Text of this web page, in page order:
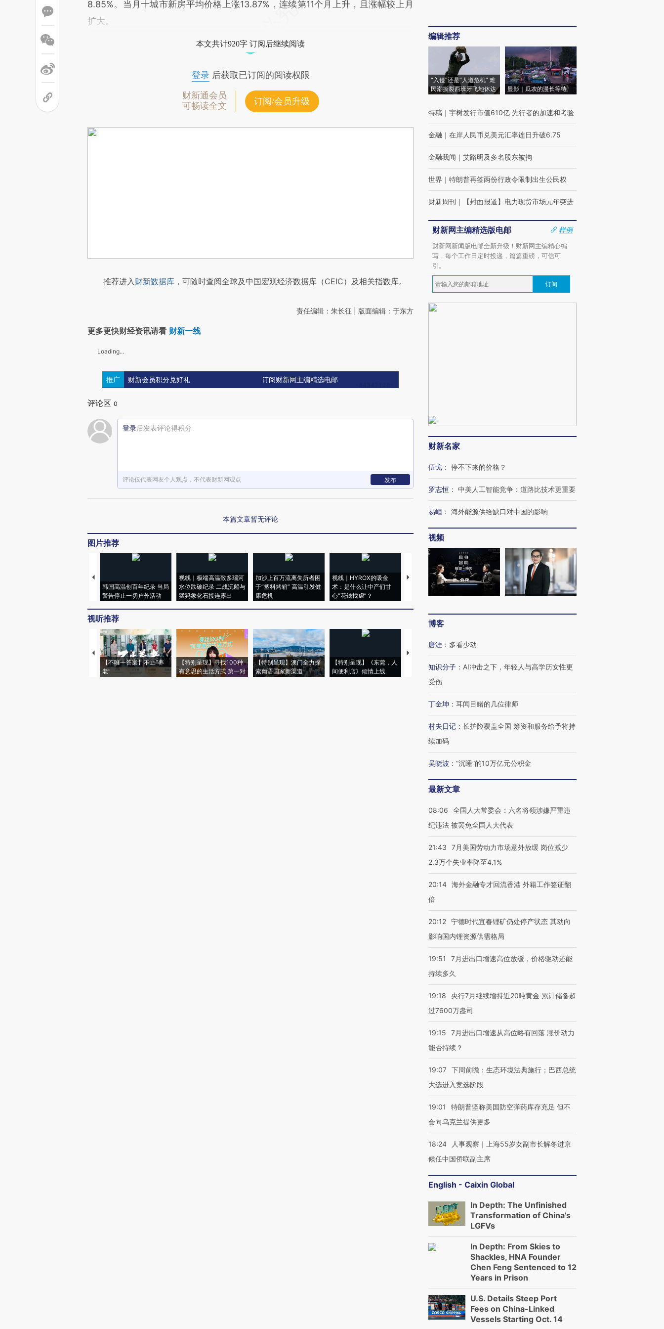
8.85%。当月十城市新房平均价格上涨13.87%，连续第11个月上升，且涨幅较上月
扩大。
本文共计920字 订阅后继续阅读
登录后获取已订阅的阅读权限
财新通会员
可畅读全文
订阅/会员升级
推荐进入财新数据库 ，可随时查阅全球及中国宏观经济数据库（CEIC）及相关指数库。
责任编辑：朱长征 | 版面编辑：于东方
更多更快财经资讯请看 财新一线
Loading...
推广 财新会员积分兑好礼 订阅财新网主编精选电邮
评论区 0
登录后发表评论得积分
评论仅代表网友个人观点，不代表财新网观点 发布
本篇文章暂无评论
图片推荐
韩国高温创百年纪录 当局
警告停止一切户外活动
视线｜极端高温致多瑙河
水位跌破纪录 二战沉船与
猛犸象化石接连露出
加沙上百万流离失所者困
于“塑料烤箱” 高温引发健
康危机
视线｜HYROX的吸金
术：是什么让中产们甘
心“花钱找虐”？
马航飞行员跨国走私7万
粒摇头丸 尿检体内含3种
视线｜被称为“蟑螂”的印
度Z世代 用街头抗争将教
育部长拱下台
视线｜“入侵”还是“人道危
机”？难民潮撕裂西班牙
飞地休达
视听推荐
【不唯一答案】不止“养
老”
【特别呈现】寻找100种
有意思的生活方式·第一对
【特别呈现】澳门全力探
索葡语国家新渠道
【特别呈现】《东莞，人
间便利店》倾情上线
【推广】走进第四届链博
会，让数智科技“链”接产
【特别呈现】寻找100种
有意思的生活方式·第三对
CFO：不靠规模取胜，华
住三大增长引擎是什么？
编辑推荐
“入侵”还是“人道危机” 难
民潮撕裂西班牙飞地休达
显影｜瓜农的漫长等待
特稿 ｜ 宇树发行市值610亿 先行者的加速和考验
金融 ｜ 在岸人民币兑美元汇率连日升破6.75
金融我闻 ｜ 艾路明及多名股东被拘
世界 ｜ 特朗普再签两份行政令限制出生公民权
财新周刊 ｜ 【封面报道】电力现货市场元年突进
财新网主编精选版电邮
样例
财新网新闻版电邮全新升级！财新网主编精心编
写，每个工作日定时投递，篇篇重磅，可信可
引。
订阅
财新名家
伍戈 ： 停不下来的价格？
罗志恒 ： 中美人工智能竞争：道路比技术更重要
易峘 ： 海外能源供给缺口对中国的影响
视频
博客
唐涯 ： 多看少动
知识分子 ： AI冲击之下，年轻人与高学历女性更
受伤
丁金坤 ： 耳闻目睹的几位律师
村夫日记 ： 长护险覆盖全国 筹资和服务给予将持
续加码
吴晓波 ： “沉睡”的10万亿元公积金
最新文章
08:06
全国人大常委会：六名将领涉嫌严重违
纪违法 被罢免全国人大代表
21:43
7月美国劳动力市场意外放缓 岗位减少
2.3万个失业率降至4.1%
20:14 海外金融专才回流香港 外籍工作签证翻
倍
20:12 宁德时代宜春锂矿仍处停产状态 其动向
影响国内锂资源供需格局
19:51
7月进出口增速高位放缓，价格驱动还能
持续多久
19:18
央行7月继续增持近20吨黄金 累计储备超
过7600万盎司
19:15
7月进出口增速从高位略有回落 涨价动力
能否持续？
19:07 下周前瞻：生态环境法典施行；巴西总统
大选进入竞选阶段
19:01
特朗普坚称美国防空弹药库存充足 但不
会向乌克兰提供更多
18:24
人事观察｜上海55岁女副市长解冬进京
候任中国侨联副主席
English - Caixin Global
In Depth: The Unfinished
Transformation of China’s
LGFVs
In Depth: From Skies to
Shackles, HNA Founder
Chen Feng Sentenced to 12
Years in Prison
U.S. Details Steep Port
Fees on China-Linked
Vessels Starting Oct. 14